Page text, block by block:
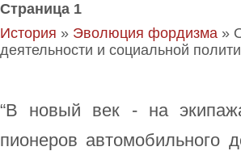
Страница 1
История » Эволюция фордизма »
деятельности и социальной
“В новый век - на
пионеров автомобильного